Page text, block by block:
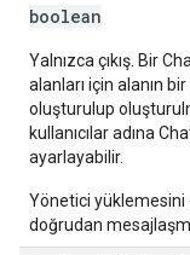
boolean
Yalnızca çıkış. Bir
alanları için alanın
oluşturulup
kullanıcılar adına
ayarlayabilir.
Yönetici yüklemesini
doğrudan